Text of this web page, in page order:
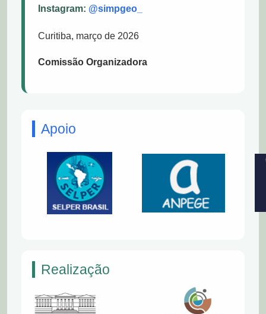
Instagram: @simpgeo_
Curitiba, março de 2026
Comissão Organizadora
Apoio
Realização